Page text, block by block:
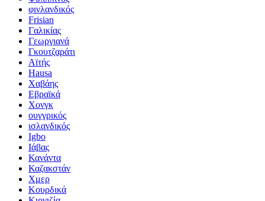
φινλανδικός
Frisian
Γαλικίας
Γεωργιανά
Γκουτζαράτι
Αϊτής
Hausa
Χαβάης
Εβραϊκά
Χονγκ
ουγγρικός
ισλανδικός
Igbo
Ιάβας
Κανάντα
Καζακστάν
Χμερ
Κουρδικά